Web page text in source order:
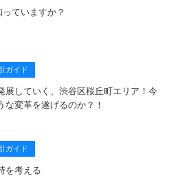
ていますか？
ガイド
展していく、渋谷区桜丘町エリア！今
な変革を遂げるのか？！
ガイド
を考える